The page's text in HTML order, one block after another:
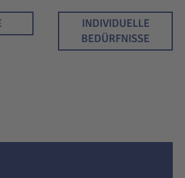
INDIVIDUELLE
BEDÜRFNISSE